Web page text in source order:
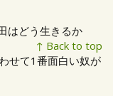
はどう生きるか
↑ Back to top
せて1番面白い奴が